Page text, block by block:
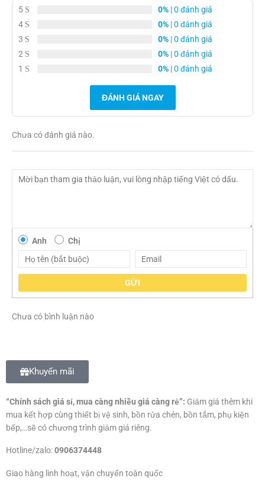
5 0% | 0 đánh giá
4
0% | 0 đánh giá
3
0% | 0 đánh giá
2
0% | 0 đánh giá
1
0% | 0 đánh giá
ĐÁNH GIÁ NGAY
Chưa có đánh giá nào.
Anh Chị
GỬI
Chưa có bình luận nào
Khuyến mãi
“Chính sách giá sỉ, mua càng nhiều giá càng rẻ”: Giảm giá thêm khi
mua kết hợp cùng thiết bị vệ sinh, bồn rửa chén, bồn tắm, phụ kiện
bếp,…sẽ có chương trình giảm giá riêng.
Hotline/zalo:0906374448
Giao hàng linh hoạt, vận chuyển toàn quốc